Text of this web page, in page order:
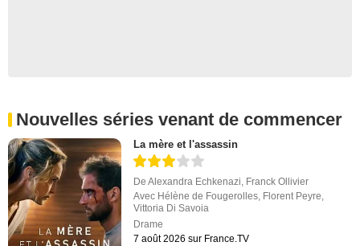
Nouvelles séries venant de commencer
La mère et l'assassin
DeAlexandra Echkenazi, Franck Ollivier
Avec Hélène de Fougerolles, Florent Peyre,
Vittoria Di Savoia
Drame
7 août 2026 sur France.TV